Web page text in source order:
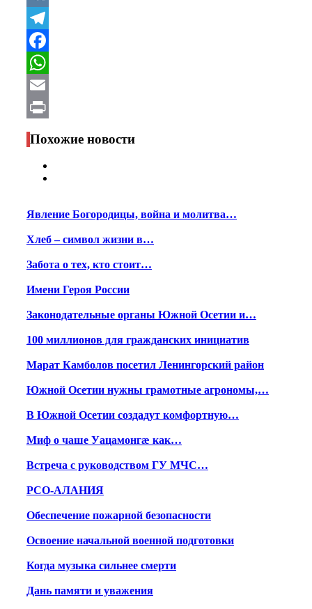
VK
Telegram
Facebook
WhatsApp
Email
Print
Похожие новости
Явление Богородицы, война и молитва…
Хлеб – символ жизни в…
Забота о тех, кто стоит…
Имени Героя России
Законодательные органы Южной Осетии и…
100 миллионов для гражданских инициатив
Марат Камболов посетил Ленингорский район
Южной Осетии нужны грамотные агрономы,…
В Южной Осетии создадут комфортную…
Миф о чаше Уацамонгæ как…
Встреча с руководством ГУ МЧС…
РСО-АЛАНИЯ
Обеспечение пожарной безопасности
Освоение начальной военной подготовки
Когда музыка сильнее смерти
Дань памяти и уважения